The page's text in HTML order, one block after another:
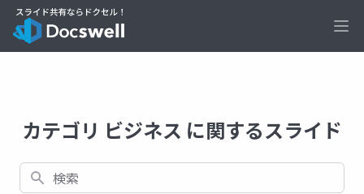
カテゴリ ビジネス に関するスライド
検索